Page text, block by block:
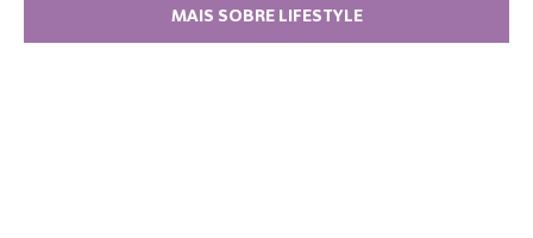
MAIS SOBRE LIFESTYLE